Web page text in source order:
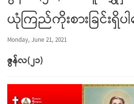
ယုံကြည်ကိုးစားခြင်းရှိပ
Monday, June 21, 2021
ဇွန်လ(၂၁)